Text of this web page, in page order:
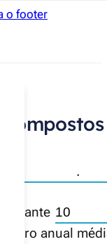
o footer
.
durante
juro anual